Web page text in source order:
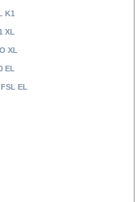
K1
XL
XL
EL
EL